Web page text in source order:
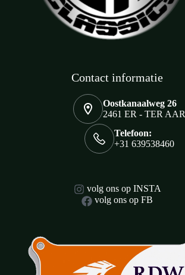
Contact informatie
Oostkanaalweg 26
2461 ER - TER AAR
Telefoon:
+31 639538460
volg ons op INSTA
volg ons op FB